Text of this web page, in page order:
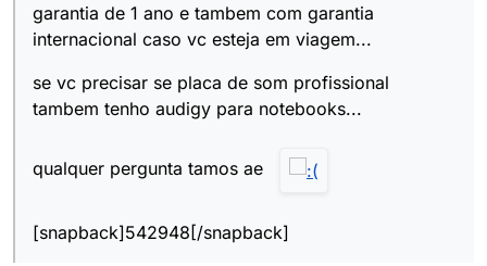
garantia de 1 ano e tambem com garantia
internacional caso vc esteja em viagem...
se vc precisar se placa de som profissional
tambem tenho audigy para notebooks...
qualquer pergunta tamos ae
[snapback]542948[/snapback]